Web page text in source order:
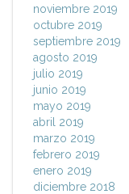
noviembre 2019
octubre 2019
septiembre 2019
agosto 2019
julio 2019
junio 2019
mayo 2019
abril 2019
marzo 2019
febrero 2019
enero 2019
diciembre 2018